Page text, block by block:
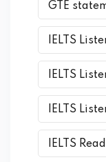
GTE
IELTS
IELTS
IELTS
IELTS